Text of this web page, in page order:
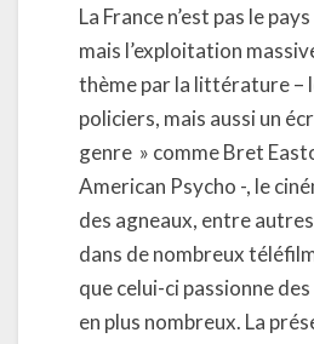
La France n’est pas le
mais l’exploitation
thème par la littérature –
policiers, mais aussi un
genre » comme Bret
American Psycho -, le
des agneaux, entre
dans de nombreux
que celui-ci passionne
en plus nombreux. La